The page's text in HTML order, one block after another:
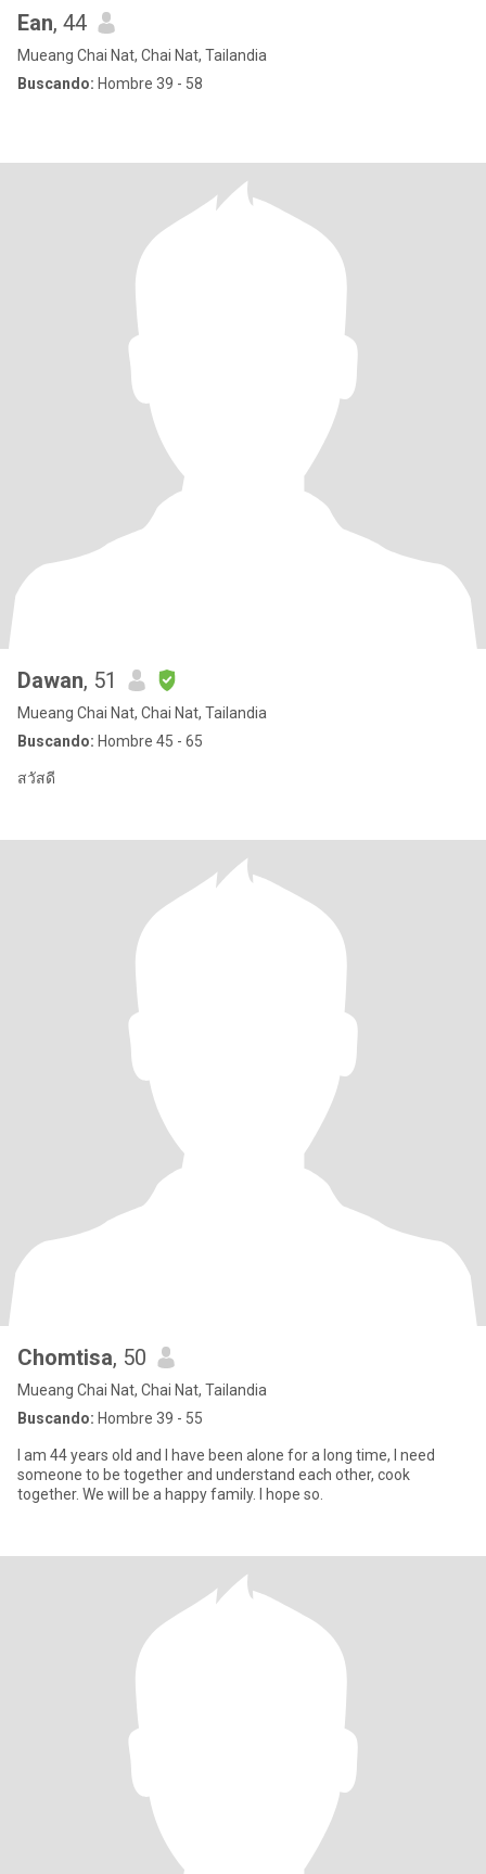
Ean, 44
Mueang Chai Nat, Chai Nat, Tailandia
Buscando: Hombre 39 - 58
Dawan, 51
Mueang Chai Nat, Chai Nat, Tailandia
Buscando: Hombre 45 - 65
สวัสดี
Chomtisa, 50
Mueang Chai Nat, Chai Nat, Tailandia
Buscando: Hombre 39 - 55
I am 44 years old and I have been alone for a long time, I need
someone to be together and understand each other, cook
together. We will be a happy family. I hope so.